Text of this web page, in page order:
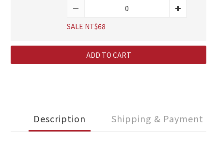
SALE NT$68
ADD TO CART
Description Shipping & Payment